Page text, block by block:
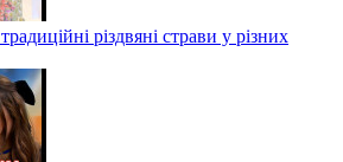
різдвяні страви у різних